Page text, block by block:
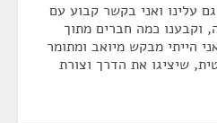
עלינו ואני בקשר קבוע עם
וקבענו כמה חברים מתוך
הייתי מבקש מיואב ומתומר
שיציגו את הדרך וצורת